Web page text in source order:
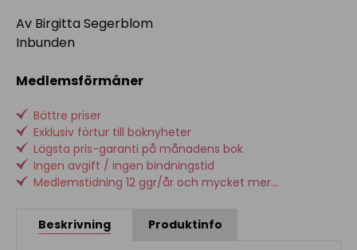
Av Birgitta Segerblom
Inbunden
Medlemsförmåner
Bättre priser
Exklusiv förtur till boknyheter
Lägsta pris-garanti på månadens bok
Ingen avgift / ingen bindningstid
Medlemstidning 12 ggr/år och mycket mer...
Beskrivning Produktinfo